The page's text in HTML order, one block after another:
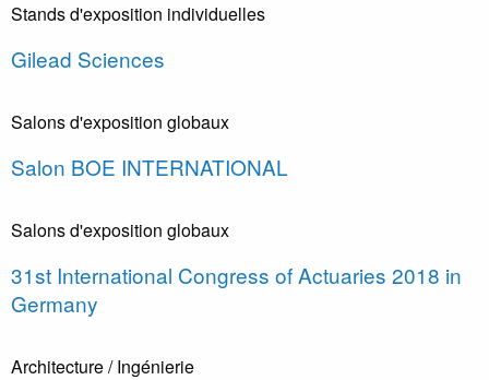
Stands d'exposition individuelles
Gilead Sciences
Salons d'exposition globaux
Salon BOE INTERNATIONAL
Salons d'exposition globaux
31st International Congress of Actuaries 2018 in
Germany
Architecture / Ingénierie